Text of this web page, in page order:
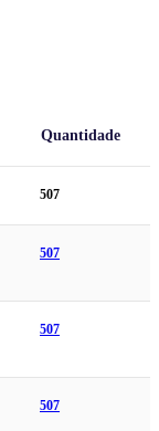
Quantidade
507
507
507
507